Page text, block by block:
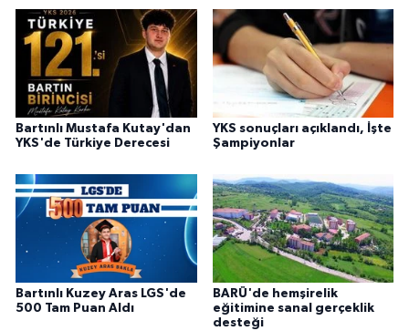
Bartınlı Mustafa Kutay'dan
YKS'de Türkiye Derecesi
YKS sonuçları açıklandı, İşte
Şampiyonlar
Bartınlı Kuzey Aras LGS'de
500 Tam Puan Aldı
BARÜ'de hemşirelik
eğitimine sanal gerçeklik
desteği